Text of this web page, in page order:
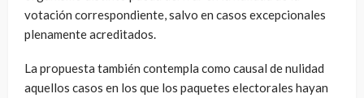
votación correspondiente, salvo en casos excepcionales
plenamente acreditados.
La propuesta también contempla como causal de nulidad
aquellos casos en los que los paquetes electorales hayan